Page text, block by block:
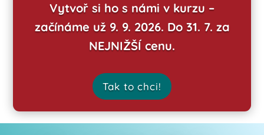
Vytvoř si ho s námi v kurzu –
začínáme už 9. 9. 2026. Do 31. 7. za
NEJNIŽŠÍ cenu.
Tak to chci!